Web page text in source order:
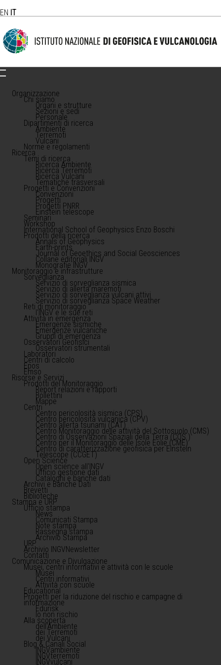
EN IT
Organizzazione
Chi siamo
Organi e strutture
Sezioni e sedi
Personale
Dipartimenti di ricerca
Ambiente
Terremoti
Vulcani
Norme e regolamenti
Ricerca
Temi di ricerca
Ricerca Ambiente
Ricerca Terremoti
Ricerca Vulcani
Tematiche trasversali
Progetti e Convenzioni
Convenzioni
Progetti
Progetti PNRR
Einstein telescope
Seminari
Workshop
International School of Geophysics Enzo Boschi
Prodotti della ricerca
Annals of Geophysics
Earth-prints
Journal of Geoethics and Social Geosciences
Collane editoriali INGV
Monografie INGV
Monitoraggio e infrastrutture
Sorveglianza
Servizio di sorveglianza sismica
Servizio di allerta maremoti
Servizio di sorveglianza vulcani attivi
Servizio di sorveglianza Space Weather
Reti di monitoraggio
l'INGV e le sue reti
Attività in emergenza
Emergenze sismiche
Emergenze vulcaniche
Gruppi di emergenza
Osservatori Geofisici
Osservatori strumentali
Laboratori
Centri di calcolo
Epos
Emso
Risorse e Servizi
Prodotti del Monitoraggio
Report relazioni e rapporti
Bollettini
Mappe
Centri
Centro pericolosità sismica (CPS)
Centro pericolosità vulcanica (CPV)
Centro allerta tsunami (CAT)
Centro Monitoraggio delle attività del Sottosuolo (CMS)
Centro di Osservazioni Spaziali della Terra (COS )
Centro per il Monitoraggio delle Isole Eolie (CME)
Centro di caratterizzazione geofisica per Einstein
Telescope (CCGET)
Open Science
Open science all'INGV
Ufficio gestione dati
Cataloghi e banche dati
Archivi e Banche Dati
Brevetti
Biblioteche
Stampa e URP
Ufficio stampa
News
Comunicati Stampa
Note stampa
Rassegna stampa
Archivio Stampa
URP
Archivio INGVNewsletter
Contatti
Comunicazione e Divulgazione
Musei, centri informativi e attività con le scuole
Musei
Centri informativi
Attività con scuole
Educational
Progetti per la riduzione del rischio e campagne di
informazione
Edurisk
Io non rischio
Alla scoperta
dell'Ambiente
dei Terremoti
dei Vulcani
Blog & Canali Social
INGVambiente
INGVterremoti
INGVvulcani